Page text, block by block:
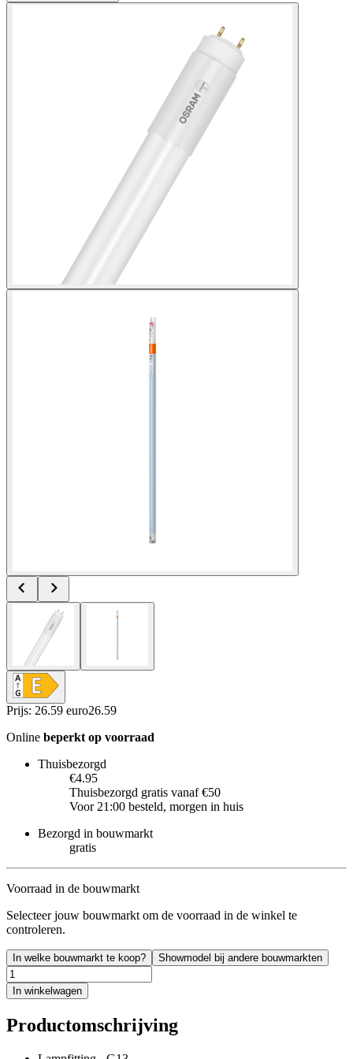
Prijs: 26.59 euro26.59
Online beperkt op voorraad
Thuisbezorgd
€4.95
Thuisbezorgd gratis vanaf €50
Voor 21:00 besteld, morgen in huis
Bezorgd in bouwmarkt
gratis
Voorraad in de bouwmarkt
Selecteer jouw bouwmarkt om de voorraad in de winkel te
controleren.
In welke bouwmarkt te koop? Showmodel bij andere bouwmarkten
In winkelwagen
Productomschrijving